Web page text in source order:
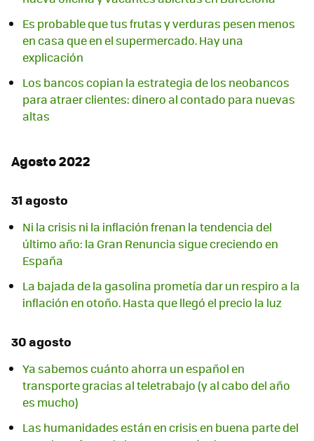
Es probable que tus frutas y verduras pesen menos
en casa que en el supermercado. Hay una
explicación
Los bancos copian la estrategia de los neobancos
para atraer clientes: dinero al contado para nuevas
altas
Agosto 2022
31 agosto
Ni la crisis ni la inflación frenan la tendencia del
último año: la Gran Renuncia sigue creciendo en
España
La bajada de la gasolina prometía dar un respiro a la
inflación en otoño. Hasta que llegó el precio la luz
30 agosto
Ya sabemos cuánto ahorra un español en
transporte gracias al teletrabajo (y al cabo del año
es mucho)
Las humanidades están en crisis en buena parte del